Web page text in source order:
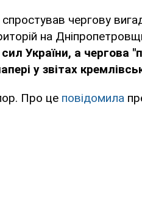
спростував чергову
на
України, а чергова
у звітах
Про це повідомила